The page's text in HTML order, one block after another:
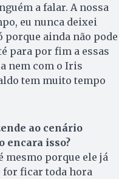
a falar. A nossa
eu nunca deixei
porque ainda não pode
para por fim a essas
nem com o Iris
tem muito tempo
ao cenário
encara isso?
mesmo porque ele já
for ficar toda hora